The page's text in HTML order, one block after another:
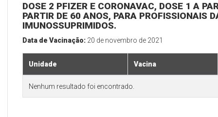
DOSE 2 PFIZER E CORONAVAC, DOSE 1 A
PARTIR DE 60 ANOS, PARA PROFISSIONAIS
IMUNOSSUPRIMIDOS.
Data de Vacinação: 20 de novembro de 2021
Unidade Vacina
Nenhum resultado foi encontrado.